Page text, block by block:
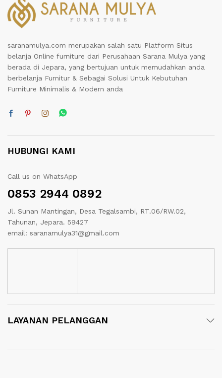
saranamulya.com merupakan salah satu Platform Situs
belanja Online furniture dari Perusahaan Sarana Mulya yang
berada di Jepara, yang bertujuan untuk memudahkan anda
berbelanja Furnitur & Sebagai Solusi Untuk Kebutuhan
Furniture Minimalis & Modern anda
HUBUNGI KAMI
Call us on WhatsApp
0853 2944 0892
Jl. Sunan Mantingan, Desa Tegalsambi, RT.06/RW.02,
Tahunan, Jepara. 59427
email: saranamulya31@gmail.com
LAYANAN PELANGGAN